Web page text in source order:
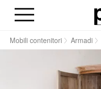
Mobili contenitori Armadi